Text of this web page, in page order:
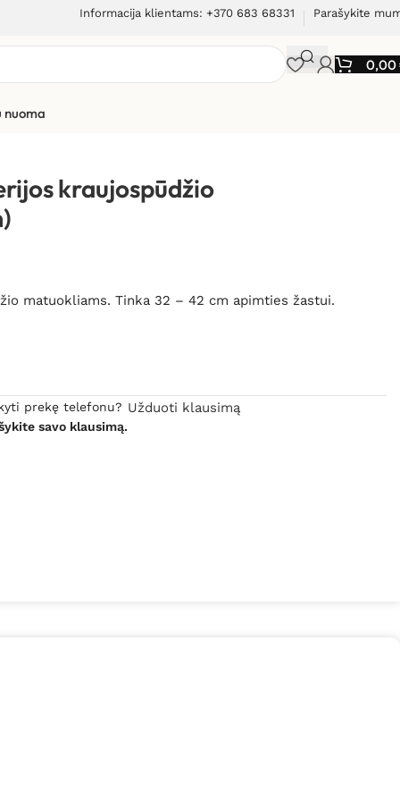
Informacija klientams: +370 683 68331 Parašykite
0,00
nuoma
matuokliams (32-42 cm)
kraujospūdžio
matuokliams. Tinka 32 – 42 cm apimties žastui.
prekę telefonu?
savo klausimą.
Užduoti klausimą